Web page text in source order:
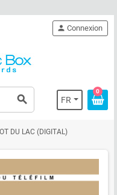
search FR
person Connexion
0
DU LAC (DIGITAL)